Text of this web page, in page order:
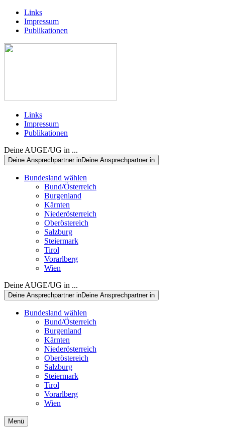
Links
Impressum
Publikationen
Links
Impressum
Publikationen
Deine AUGE/UG in ...
Deine Ansprechpartner inDeine Ansprechpartner in
Bundesland wählen
Bund/Österreich
Burgenland
Kärnten
Niederösterreich
Oberöstereich
Salzburg
Steiermark
Tirol
Vorarlberg
Wien
Deine AUGE/UG in ...
Deine Ansprechpartner inDeine Ansprechpartner in
Bundesland wählen
Bund/Österreich
Burgenland
Kärnten
Niederösterreich
Oberöstereich
Salzburg
Steiermark
Tirol
Vorarlberg
Wien
Menü